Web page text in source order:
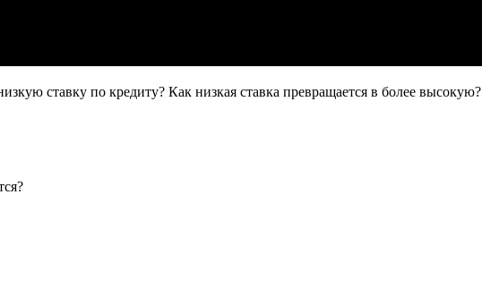
ставку по кредиту? Как низкая ставка превращается в более высокую?